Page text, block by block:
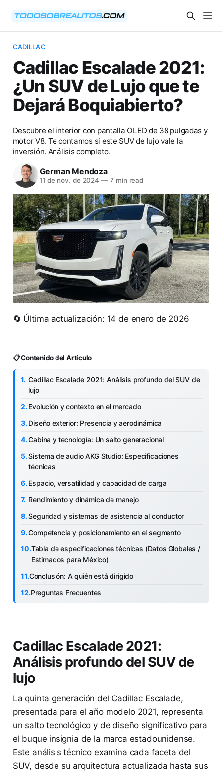
CADILLAC
Cadillac Escalade 2021:
¿Un SUV de Lujo que te
Dejará Boquiabierto?
Descubre el interior con pantalla OLED de 38 pulgadas y
motor V8. Te contamos si este SUV de lujo vale la
inversión. Análisis completo.
German Mendoza
11 de nov. de 2024 — 7 min read
🔄 Última actualización: 14 de enero de 2026
📋 Contenido del Artículo
Cadillac Escalade 2021: Análisis profundo del SUV de
lujo
Evolución y contexto en el mercado
Diseño exterior: Presencia y aerodinámica
Cabina y tecnología: Un salto generacional
Sistema de audio AKG Studio: Especificaciones
técnicas
Espacio, versatilidad y capacidad de carga
Rendimiento y dinámica de manejo
Seguridad y sistemas de asistencia al conductor
Competencia y posicionamiento en el segmento
Tabla de especificaciones técnicas (Datos Globales /
Estimados para México)
Conclusión: A quién está dirigido
Preguntas Frecuentes
Cadillac Escalade 2021:
Análisis profundo del SUV de
lujo
La quinta generación del Cadillac Escalade,
presentada para el año modelo 2021, representa
un salto tecnológico y de diseño significativo para
el buque insignia de la marca estadounidense.
Este análisis técnico examina cada faceta del
SUV, desde su arquitectura actualizada hasta sus